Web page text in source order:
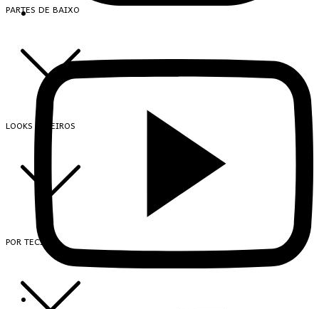
PARTES DE BAIXO
LOOKS INTEIROS
POR TECIDO